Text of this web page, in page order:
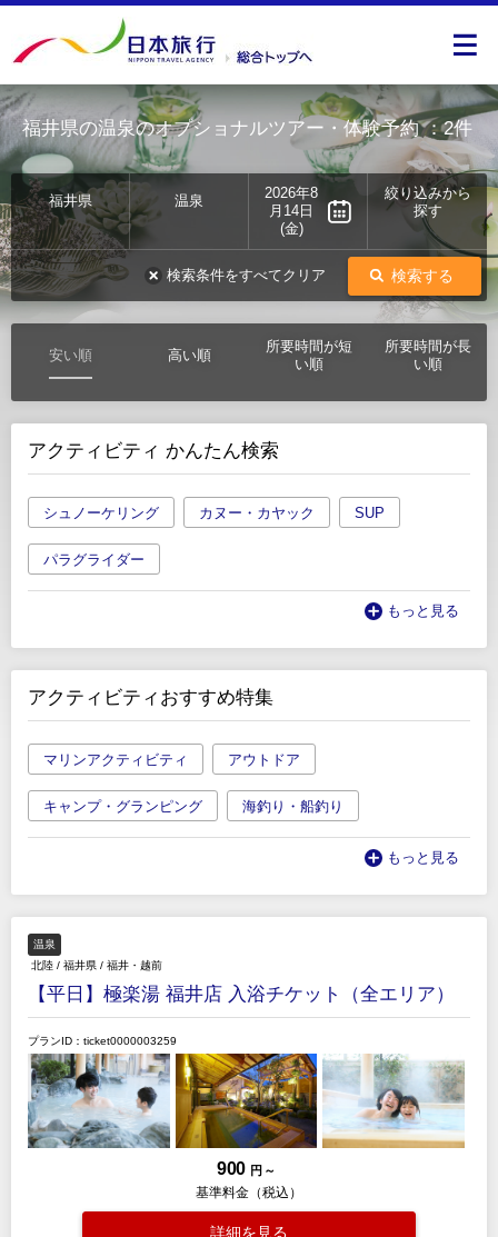
福井県の温泉のオプショナルツアー・体験予約：2件
福井県 温泉
2026年8
月14日
(金)
絞り込みから
探す
検索する
検索条件をすべてクリア
安い順 高い順
所要時間が短
い順
所要時間が長
い順
アクティビティ かんたん検索
シュノーケリング カヌー・カヤック SUP
パラグライダー
もっと見る
アクティビティおすすめ特集
マリンアクティビティ アウトドア
キャンプ・グランピング 海釣り・船釣り
もっと見る
温泉
北陸 / 福井県 / 福井・越前
【平日】極楽湯 福井店 入浴チケット（全エリア）
プランID：ticket0000003259
900 円 ～
基準料金（税込）
詳細を見る